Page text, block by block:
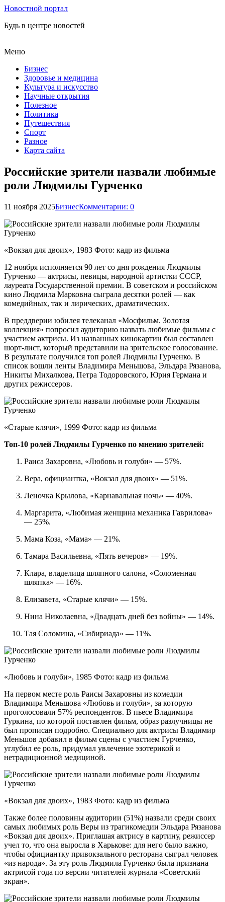
Новостной портал
Будь в центре новостей
Меню
Бизнес
Здоровье и медицина
Культура и искусство
Научные открытия
Полезное
Политика
Путешествия
Спорт
Разное
Карта сайта
Российские зрители назвали любимые
роли Людмилы Гурченко
11 ноября 2025БизнесКомментарии: 0
«Вокзал для двоих», 1983 Фото: кадр из фильма
12 ноября исполняется 90 лет со дня рождения Людмилы
Гурченко — актрисы, певицы, народной артистки СССР,
лауреата Государственной премии. В советском и российском
кино Людмила Марковна сыграла десятки ролей — как
комедийных, так и лирических, драматических.
В преддверии юбилея телеканал «Мосфильм. Золотая
коллекция» попросил аудиторию назвать любимые фильмы с
участием актрисы. Из названных кинокартин был составлен
шорт-лист, который представили на зрительское голосование.
В результате получился топ ролей Людмилы Гурченко. В
список вошли ленты Владимира Меньшова, Эльдара Рязанова,
Никиты Михалкова, Петра Тодоровского, Юрия Германа и
других режиссеров.
«Старые клячи», 1999 Фото: кадр из фильма
Топ-10 ролей Людмилы Гурченко по мнению зрителей:
Раиса Захаровна, «Любовь и голуби» — 57%.
Вера, официантка, «Вокзал для двоих» — 51%.
Леночка Крылова, «Карнавальная ночь» — 40%.
Маргарита, «Любимая женщина механика Гаврилова»
— 25%.
Мама Коза, «Мама» — 21%.
Тамара Васильевна, «Пять вечеров» — 19%.
Клара, владелица шляпного салона, «Соломенная
шляпка» — 16%.
Елизавета, «Старые клячи» — 15%.
Нина Николаевна, «Двадцать дней без войны» — 14%.
Тая Соломина, «Сибириада» — 11%.
«Любовь и голуби», 1985 Фото: кадр из фильма
На первом месте роль Раисы Захаровны из комедии
Владимира Меньшова «Любовь и голуби», за которую
проголосовали 57% респондентов. В пьесе Владимира
Гуркина, по которой поставлен фильм, образ разлучницы не
был прописан подробно. Специально для актрисы Владимир
Меньшов добавил в фильм сцены с участием Гурченко,
углубил ее роль, придумал увлечение эзотерикой и
нетрадиционной медициной.
«Вокзал для двоих», 1983 Фото: кадр из фильма
Также более половины аудитории (51%) назвали среди своих
самых любимых роль Веры из трагикомедии Эльдара Рязанова
«Вокзал для двоих». Приглашая актрису в картину, режиссер
учел то, что она выросла в Харькове: для него было важно,
чтобы официантку привокзального ресторана сыграл человек
«из народа». За эту роль Людмила Гурченко была признана
актрисой года по версии читателей журнала «Советский
экран».